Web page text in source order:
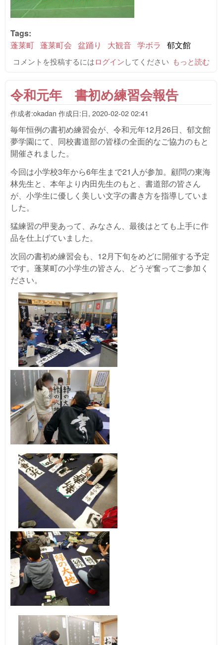
Tags:
蓬莱町 蓬莱町会 盆踊り 大観音 学ボラ 郁文館
令和元年 大
ついて
もっと読む
コメントを投稿するにはログインしてください
令和元年 書初め練習会報告
作成者:okadan 作成日:日, 2020-02-02 02:41
毎年恒例の書初め練習会が、令和元年12月26日、郁文館
夢学園にて、同校書道部の皆様の全面的なご協力のもと
開催されました。
今回は小学校3年から6年生まで21人が参加。顧問の東海
林先生と、本年より内田先生のもと、書道部の皆さん
が、小学生に優しく美しい文字の書き方を指導していま
した。
猛練習の甲斐あって、みなさん、最後はとても上手に作
品を仕上げていました。
次回の書初め練習会も、12月下旬をめどに開催する予定
です。蓬莱町の小学生の皆さん、どうぞ奮ってご参加く
ださい。